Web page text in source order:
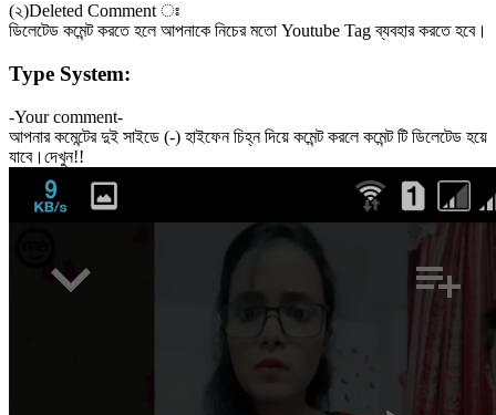
(২)Deleted Comment ঃ
ডিলেটেড কমেন্ট করতে হলে আপনাকে নিচের মতো Youtube Tag ব্যবহার করতে হবে।
Type System:
-Your comment-
আপনার কমেন্টের দুই সাইডে (-) হাইফেন চিহ্ন দিয়ে কমেন্ট করলে কমেন্ট টি ডিলেটেড হয়ে
যাবে।দেখুন!!